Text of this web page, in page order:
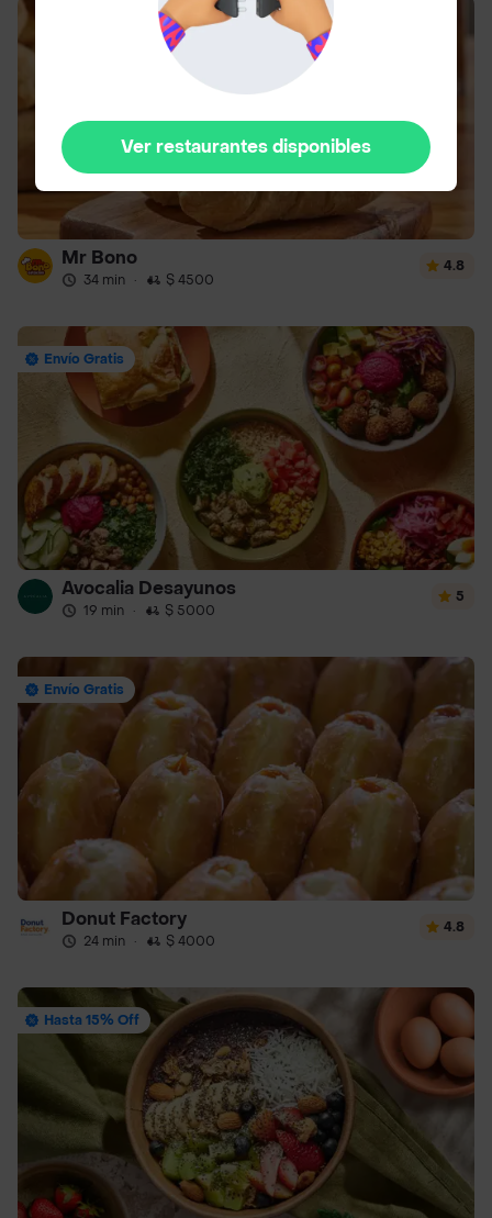
Mr Bono
34 min · $ 4500
4.8
Envío Gratis
Avocalia Desayunos
19 min · $ 5000
5
Envío Gratis
Donut Factory
24 min · $ 4000
4.8
Hasta 15% Off
Ver restaurantes disponibles